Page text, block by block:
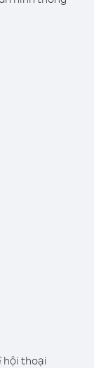
hội thoại